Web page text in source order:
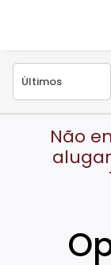
Não